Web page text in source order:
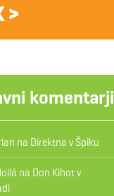
>
komentarji
na Direktna v Špiku
na Don Kihot v